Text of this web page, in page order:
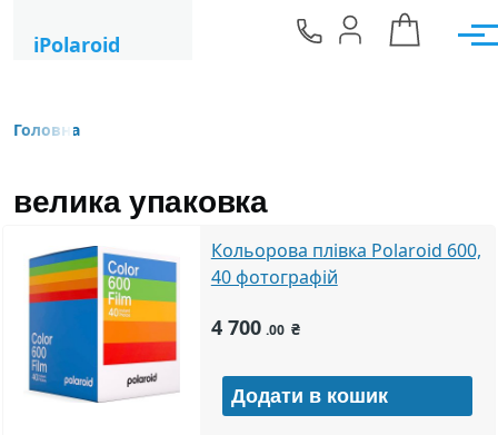
iPolaroid
Рядок навіґації
Головна
велика упаковка
Кольорова плівка Polaroid 600,
40 фотографій
4 700 .00 ₴